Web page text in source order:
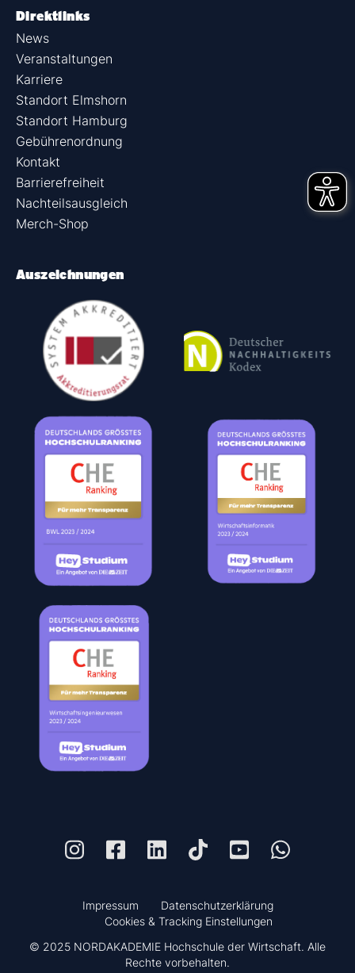
Direktlinks
News
Veranstaltungen
Karriere
Standort Elmshorn
Standort Hamburg
Gebührenordnung
Kontakt
Barrierefreiheit
Nachteilsausgleich
Merch-Shop
Auszeichnungen
Impressum
Datenschutzerklärung
Cookies & Tracking Einstellungen
© 2025 NORDAKADEMIE Hochschule der Wirtschaft. Alle
Rechte vorbehalten.